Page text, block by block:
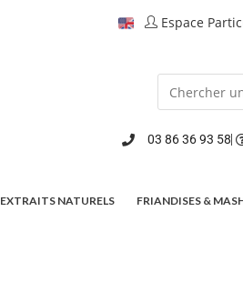
Espace
03 86 36 93 58
EXTRAITS NATURELS FRIANDISES &